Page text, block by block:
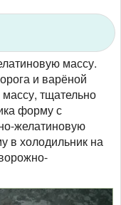
массу.
и варёной
тщательно
форму с
желатиновую
в холодильник на